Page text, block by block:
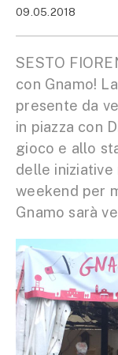
09.05.2018
SESTO
con Gnamo!
presente da
in piazza con
gioco e allo
delle iniziative
weekend per
Gnamo sarà